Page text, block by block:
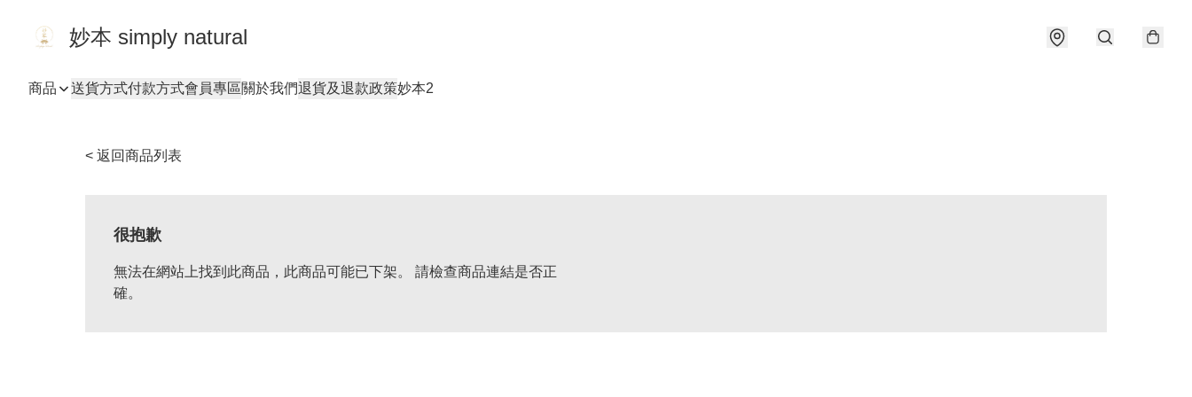
妙本 simply natural
商品 送貨方式付款方式會員專區關於我們退貨及退款政策妙本2
< 返回商品列表
很抱歉
無法在網站上找到此商品，此商品可能已下架。 請檢查商品連結是否正
確。